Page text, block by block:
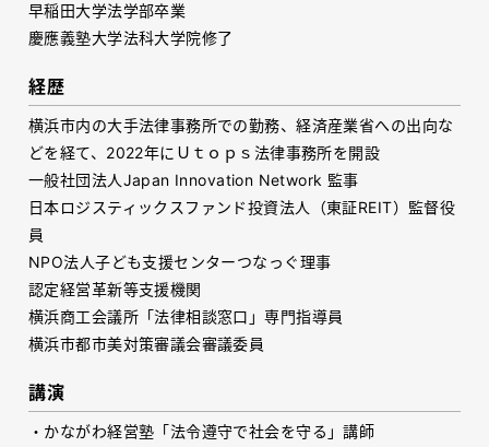
早稲田大学法学部卒業
慶應義塾大学法科大学院修了
経歴
横浜市内の大手法律事務所での勤務、経済産業省への出向な
どを経て、2022年にＵｔｏｐｓ法律事務所を開設
一般社団法人Japan Innovation Network 監事
日本ロジスティックスファンド投資法人（東証REIT）監督役
員
NPO法人子ども支援センターつなっぐ理事
認定経営革新等支援機関
横浜商工会議所「法律相談窓口」専門指導員
横浜市都市美対策審議会審議委員
講演
・かながわ経営塾「法令遵守で社会を守る」講師